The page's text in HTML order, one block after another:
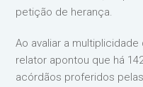
petição de herança.
Ao avaliar a
relator apontou que há
acórdãos proferidos